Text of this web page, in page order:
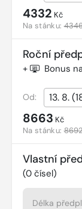
4332 Kč
Na stánku:
Roční
+ Bonus
Od:
8663 Kč
Na stánku:
Vlastní
(0 čísel)
Délka